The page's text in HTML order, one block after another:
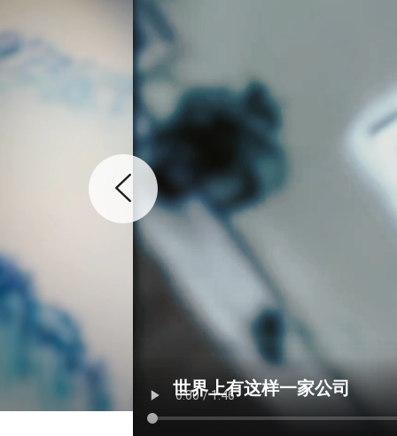
世界上有这样一家公司